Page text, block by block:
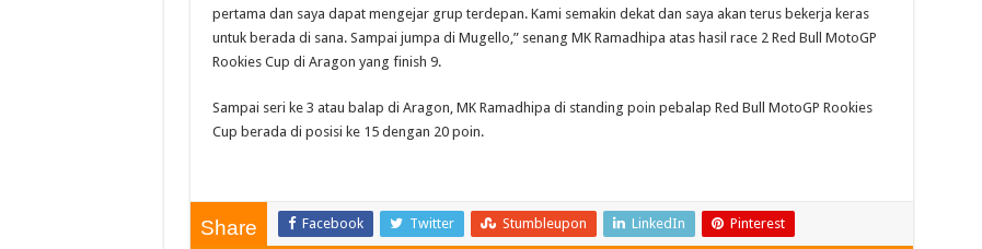
pertama dan saya dapat mengejar grup terdepan. Kami semakin dekat dan saya akan terus bekerja keras
untuk berada di sana. Sampai jumpa di Mugello,” senang MK Ramadhipa atas hasil race 2 Red Bull MotoGP
Rookies Cup di Aragon yang finish 9.
Sampai seri ke 3 atau balap di Aragon, MK Ramadhipa di standing poin pebalap Red Bull MotoGP Rookies
Cup berada di posisi ke 15 dengan 20 poin.
Share Facebook Twitter Stumbleupon LinkedIn Pinterest